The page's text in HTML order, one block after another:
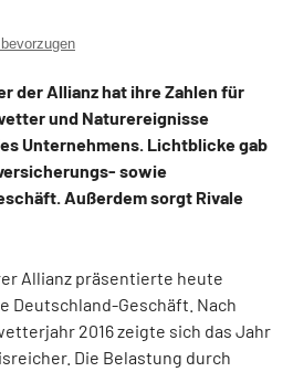
der Allianz hat ihre Zahlen für
und Naturereignisse
Unternehmens. Lichtblicke gab
sowie
Außerdem sorgt Rivale
Allianz präsentierte heute
Deutschland-Geschäft. Nach
2016 zeigte sich das Jahr
Die Belastung durch